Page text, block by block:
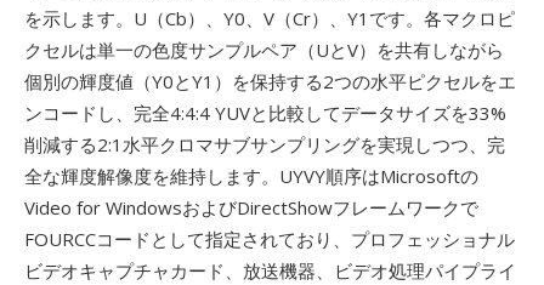
を示します。U（Cb）、Y0、V（Cr）、Y1です。各マクロピ
クセルは単一の色度サンプルペア（UとV）を共有しながら
個別の輝度値（Y0とY1）を保持する2つの水平ピクセルをエ
ンコードし、完全4:4:4 YUVと比較してデータサイズを33%
削減する2:1水平クロマサブサンプリングを実現しつつ、完
全な輝度解像度を維持します。UYVY順序はMicrosoftの
Video for WindowsおよびDirectShowフレームワークで
FOURCCコードとして指定されており、プロフェッショナル
ビデオキャプチャカード、放送機器、ビデオ処理パイプライ